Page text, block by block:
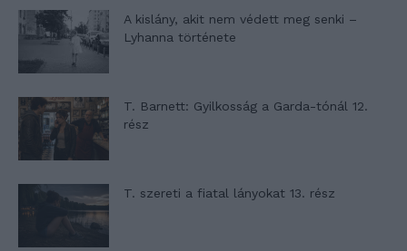
A kislány, akit nem védett meg senki –
Lyhanna története
T. Barnett: Gyilkosság a Garda-tónál 12.
rész
T. szereti a fiatal lányokat 13. rész